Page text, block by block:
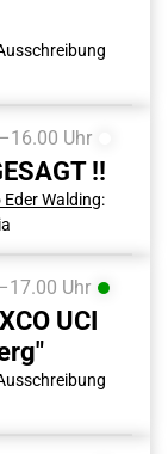
Uhr
!!
Walding:
Uhr
UCI